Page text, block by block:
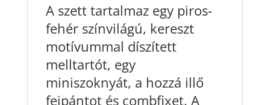
A szett tartalmaz egy piros-
fehér színvilágú, kereszt
motívummal díszített
melltartót, egy
miniszoknyát, a hozzá illő
fejpántot és combfixet. A